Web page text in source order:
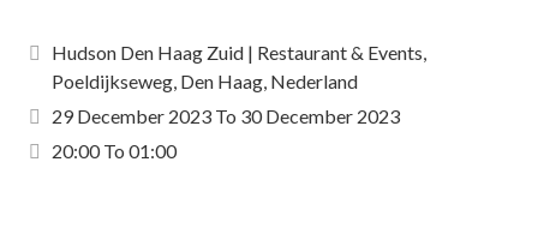
Hudson Den Haag Zuid | Restaurant & Events,
Poeldijkseweg, Den Haag, Nederland
29 December 2023 To 30 December 2023
20:00 To 01:00